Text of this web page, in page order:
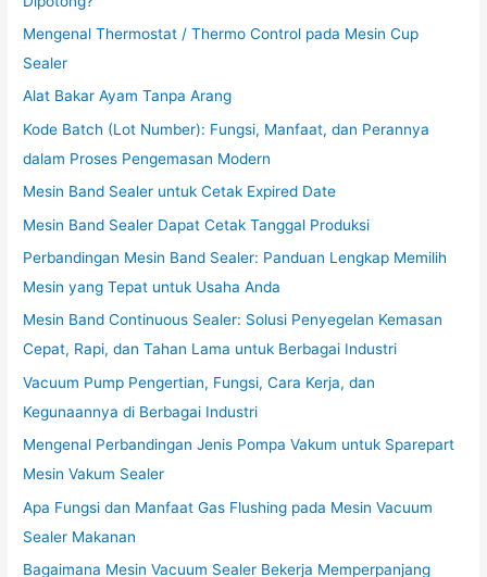
Mengenal Thermostat / Thermo Control pada Mesin Cup
Sealer
Alat Bakar Ayam Tanpa Arang
Kode Batch (Lot Number): Fungsi, Manfaat, dan Perannya
dalam Proses Pengemasan Modern
Mesin Band Sealer untuk Cetak Expired Date
Mesin Band Sealer Dapat Cetak Tanggal Produksi
Perbandingan Mesin Band Sealer: Panduan Lengkap Memilih
Mesin yang Tepat untuk Usaha Anda
Mesin Band Continuous Sealer: Solusi Penyegelan Kemasan
Cepat, Rapi, dan Tahan Lama untuk Berbagai Industri
Vacuum Pump Pengertian, Fungsi, Cara Kerja, dan
Kegunaannya di Berbagai Industri
Mengenal Perbandingan Jenis Pompa Vakum untuk Sparepart
Mesin Vakum Sealer
Apa Fungsi dan Manfaat Gas Flushing pada Mesin Vacuum
Sealer Makanan
Bagaimana Mesin Vacuum Sealer Bekerja Memperpanjang